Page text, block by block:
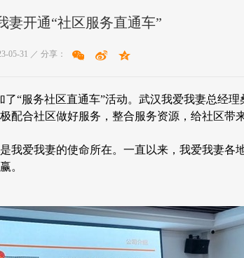
妻开通“社区服务直通车”
05-31 ／ 分享：
“服务社区直通车”活动。武汉我爱我妻总经
配合社区做好服务，整合服务资源，给社区带
爱我妻的使命所在。一直以来，我爱我妻各
。